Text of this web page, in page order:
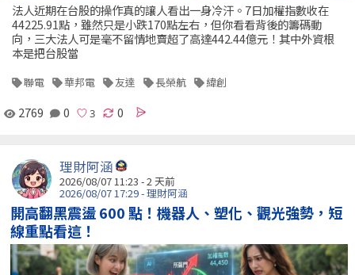
法人近期在台股的操作真的讓人看出一身冷汗。7日加權指數收在
44225.91點，雖然只是小跌170點左右，但你看看背後的籌碼動
向，三大法人可是毫不留情地賣超了高達442.44億元！其中外資根
本是把台股當
聯電 華邦電 友達 長榮航 緯創
2769 0 0
理財阿涵
2026/08/07 11:23 - 2 天前
2026/08/07 17:29 - 理財阿涵
開高翻黑震盪 600 點！機器人、塑化、觀光強勢，短
線重點看這！